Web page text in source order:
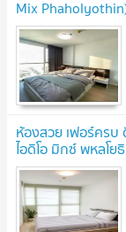
Mix
ห้องสวย เฟอร์ครบ
ไอดิโอ มิกซ์ พหลโ